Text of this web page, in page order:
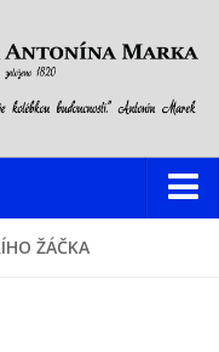
ŽÁČKA